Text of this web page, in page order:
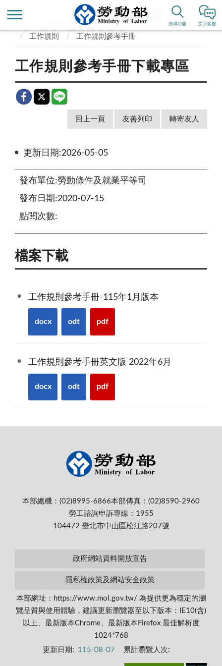
文字客服
搜尋功能
業務專區
勞動條件、就業平等
工作規則
工作規則參考手冊
工作規則參考手冊下載專區
回上一頁 友善列印 轉寄友人
更新日期:2026-05-05
發布單位:勞動條件及就業平等司
發布日期:2020-07-15
點閱次數:
檔案下載
工作規則參考手冊-115年1月版本
docx odt pdf
工作規則參考手冊英文版 2022年6月
docx odt pdf
本部總機：(02)8995-6866本部傳真：(02)8590-2960
勞工諮詢申訴專線：1955
104472 臺北市中山區松江路207號
政府網站資料開放宣告
隱私權政策及網站安全政策
本部網址：https://www.mol.gov.tw/ 為提供更為穩定的瀏
覽品質與使用體驗，建議更新瀏覽器至以下版本：IE10(含)
以上、最新版本Chrome、最新版本Firefox 最佳解析度
1024*768
更新日期: 115-08-07 累計瀏覽人次: